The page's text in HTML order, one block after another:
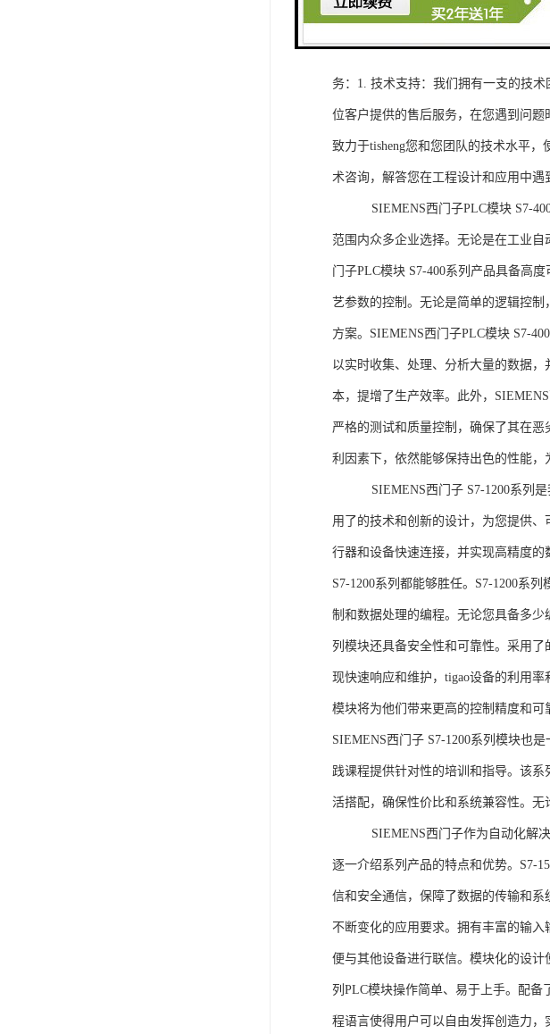
5. 可靠的通讯接口：S7-300系列产品
购买SIEMENS西门子PLC模块S7-300
务：1. 技术支持：我们拥有一支的技
位客户提供的售后服务，在您遇到问题
致力于tisheng您和您团队的技术水平
术咨询，解答您在工程设计和应用中遇
SIEMENS西门子PLC模块 S7-400
范围内众多企业选择。无论是在工业
门子PLC模块 S7-400系列产品具备高
艺参数的控制。无论是简单的逻辑控
方案。SIEMENS西门子PLC模块 S7-
以实时收集、处理、分析大量的数据
本，提增了生产效率。此外，
严格的测试和质量控制，确保了其在
利因素下，依然能够保持出色的性能，
SIEMENS西门子 S7-1200系列是我
用了的技术和创新的设计，为您提供
行器和设备快速连接，并实现高精度的
S7-1200系列都能够胜任。S7-1200系
制和数据处理的编程。无论您具备多少
列模块还具备安全性和可靠性。采用
现快速响应和维护，tigao设备的利用
模块将为他们带来更高的控制精度和可
SIEMENS西门子 S7-1200系列模块也
践课程提供针对性的培训和指导。该
活搭配，确保性价比和系统兼容性。无
SIEMENS西门子作为自动化解决方
逐一介绍系列产品的特点和优势。S7-
信和安全通信，保障了数据的传输和
不断变化的应用要求。拥有丰富的输
便与其他设备进行联信。模块化的设计
列PLC模块操作简单、易于上手。配
程语言使得用户可以自由发挥创造力，